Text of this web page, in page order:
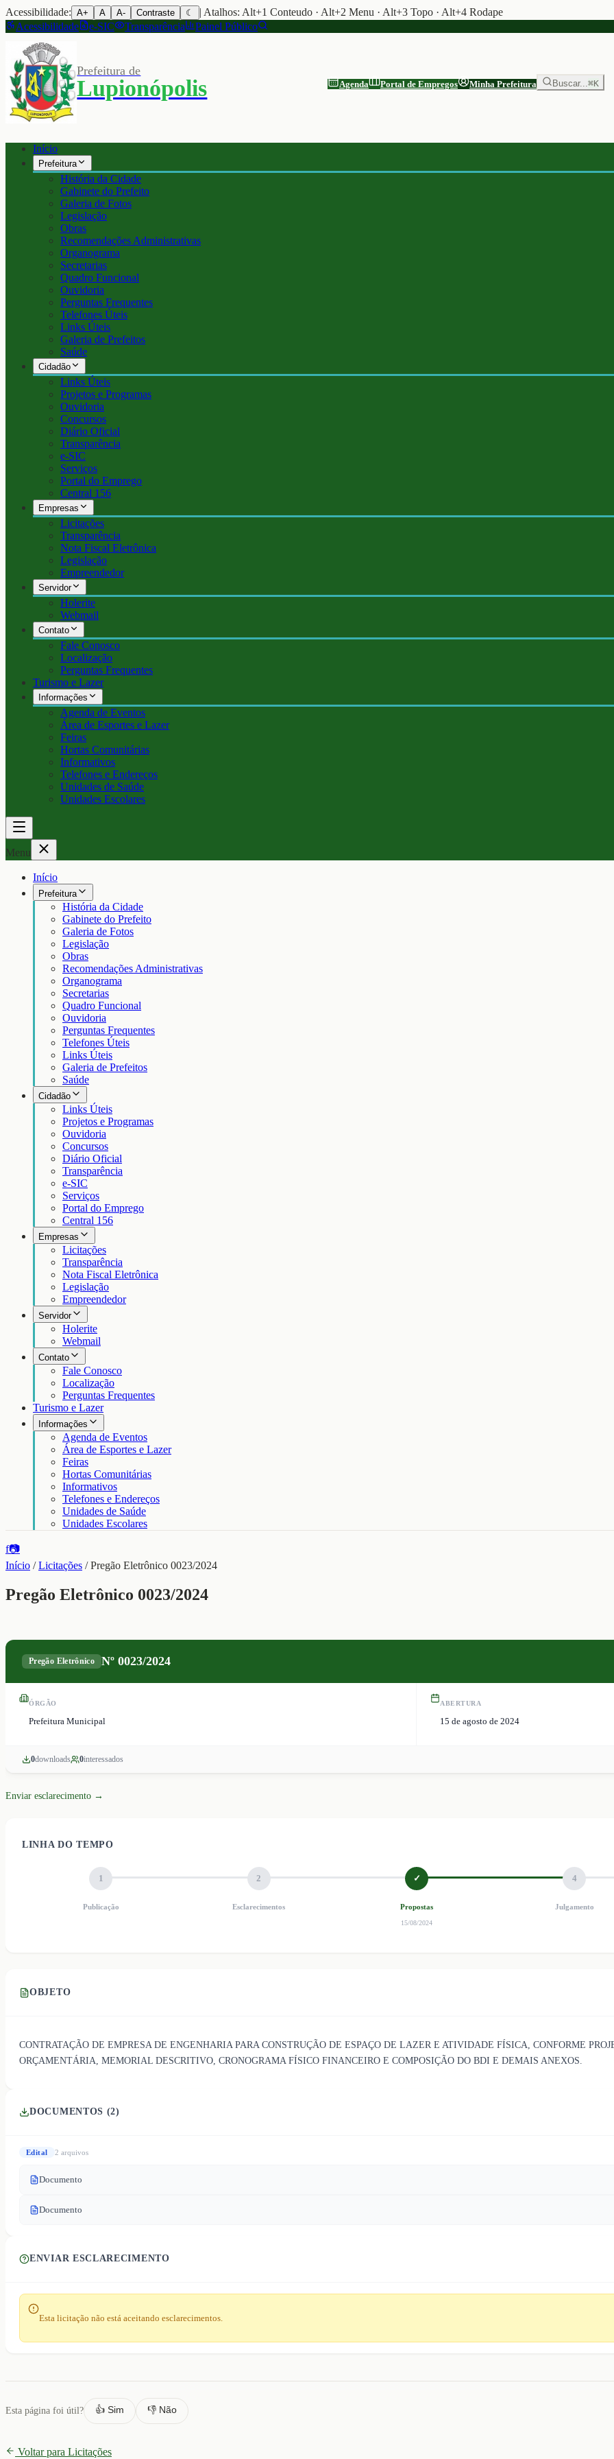
Acessibilidade: A+ A A- Contraste ☾
| Atalhos: Alt+1 Conteudo · Alt+2 Menu · Alt+3 Topo · Alt+4 Rodape
Acessibilidade
e-SIC Transparência Painel Público
Prefeitura de
Lupionópolis Agenda Portal de Empregos Minha Prefeitura Buscar...⌘K
Início
Prefeitura
História da Cidade
Gabinete do Prefeito
Galeria de Fotos
Legislação
Obras
Recomendações Administrativas
Organograma
Secretarias
Quadro Funcional
Ouvidoria
Perguntas Frequentes
Telefones Úteis
Links Úteis
Galeria de Prefeitos
Saúde
Cidadão
Links Úteis
Projetos e Programas
Ouvidoria
Concursos
Diário Oficial
Transparência
e-SIC
Serviços
Portal do Emprego
Central 156
Empresas
Licitações
Transparência
Nota Fiscal Eletrônica
Legislação
Empreendedor
Servidor
Holerite
Webmail
Contato
Fale Conosco
Localização
Perguntas Frequentes
Turismo e Lazer
Informações
Agenda de Eventos
Área de Esportes e Lazer
Feiras
Hortas Comunitárias
Informativos
Telefones e Endereços
Unidades de Saúde
Unidades Escolares
Menu
Início
Prefeitura
História da Cidade
Gabinete do Prefeito
Galeria de Fotos
Legislação
Obras
Recomendações Administrativas
Organograma
Secretarias
Quadro Funcional
Ouvidoria
Perguntas Frequentes
Telefones Úteis
Links Úteis
Galeria de Prefeitos
Saúde
Cidadão
Links Úteis
Projetos e Programas
Ouvidoria
Concursos
Diário Oficial
Transparência
e-SIC
Serviços
Portal do Emprego
Central 156
Empresas
Licitações
Transparência
Nota Fiscal Eletrônica
Legislação
Empreendedor
Servidor
Holerite
Webmail
Contato
Fale Conosco
Localização
Perguntas Frequentes
Turismo e Lazer
Informações
Agenda de Eventos
Área de Esportes e Lazer
Feiras
Hortas Comunitárias
Informativos
Telefones e Endereços
Unidades de Saúde
Unidades Escolares
f📷
Início /Licitações /Pregão Eletrônico 0023/2024
Pregão Eletrônico 0023/2024
Pregão Eletrônico Nº0023/2024
ÓRGÃO
Prefeitura Municipal
ABERTURA
15 de agosto de 2024
0downloads 0interessados
Enviar esclarecimento →
LINHA DO TEMPO
1
Publicação
2
Esclarecimentos
✓
Propostas
15/08/2024
4
Julgamento
OBJETO
CONTRATAÇÃO DE EMPRESA DE ENGENHARIA PARA CONSTRUÇÃO DE ESPAÇO DE LAZER E ATIVIDADE FÍSICA, CONFORME
ORÇAMENTÁRIA, MEMORIAL DESCRITIVO, CRONOGRAMA FÍSICO FINANCEIRO E COMPOSIÇÃO DO BDI E DEMAIS ANEXOS.
DOCUMENTOS (2)
Edital 2 arquivos
Documento
Documento
ENVIAR ESCLARECIMENTO
Esta licitação não está aceitando esclarecimentos.
Esta página foi útil? 👍 Sim 👎 Não
Voltar para Licitações